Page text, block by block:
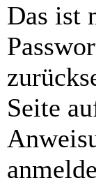
Das ist
Seite